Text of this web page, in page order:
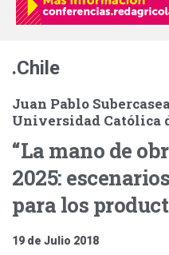
.Chile
Juan Pablo
Universidad Católica
“La mano de
2025:
para los
19 de Julio 2018